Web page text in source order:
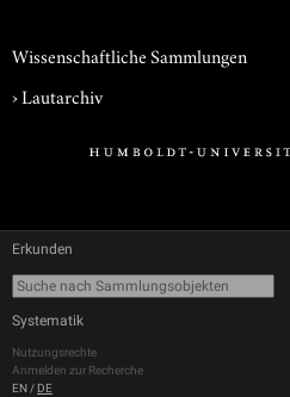
Wissenschaftliche Sammlungen
›Lautarchiv
Erkunden
Systematik
Nutzungsrechte
Anmelden zur Recherche
EN / DE